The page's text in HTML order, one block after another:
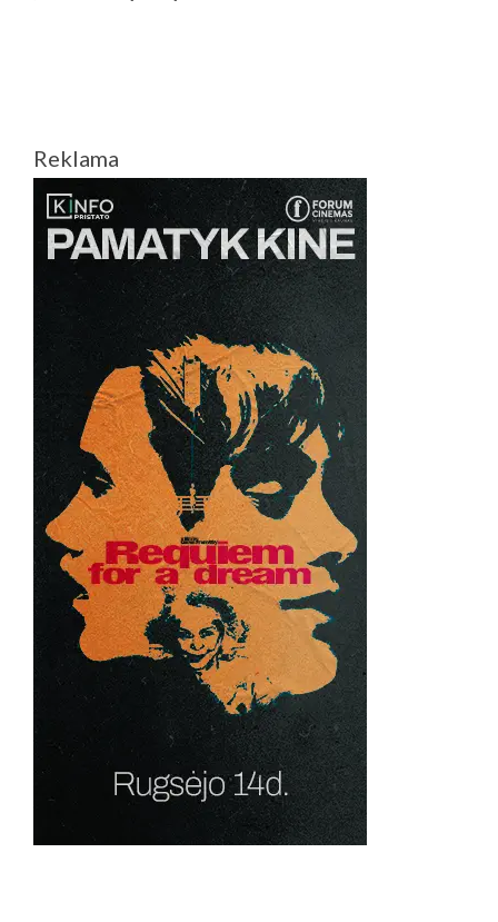
Reklama